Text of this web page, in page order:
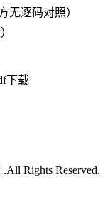
无逐码对照）
下载
Rights Reserved.